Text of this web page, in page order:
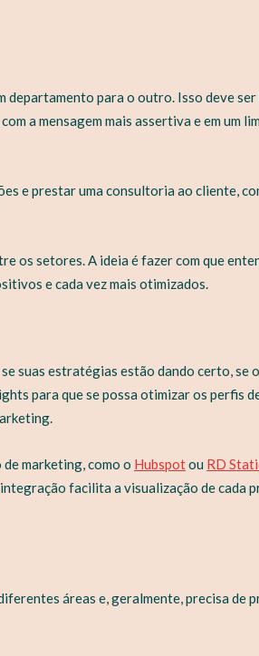
departamento para o outro. Isso deve
a mensagem mais assertiva e em um
e prestar uma consultoria ao cliente,
os setores. A ideia é fazer com que
e cada vez mais otimizados.
suas estratégias estão dando certo, se
para que se possa otimizar os perfis
marketing, como o Hubspotou RD
facilita a visualização de cada
áreas e, geralmente, precisa de